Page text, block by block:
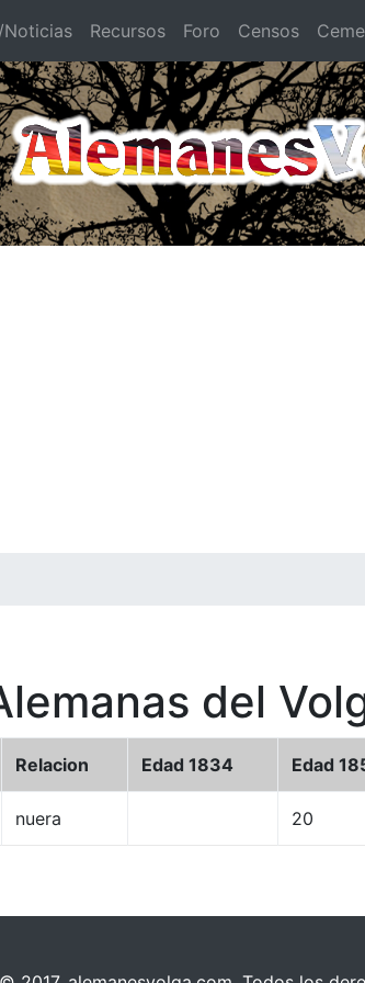
Noticias Recursos Foro Censos
del
Relacion Edad 1834 Edad
nuera 20